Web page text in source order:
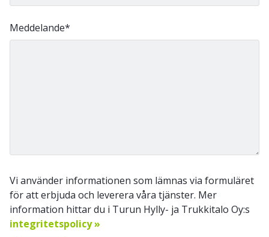
Meddelande*
Vi använder informationen som lämnas via formuläret
för att erbjuda och leverera våra tjänster. Mer
information hittar du i Turun Hylly- ja Trukkitalo Oy:s
integritetspolicy »